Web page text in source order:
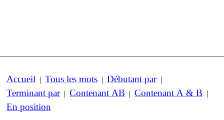
Accueil | Tous les mots | Débutant par|
Terminant par| Contenant AB | Contenant A & B |
En position